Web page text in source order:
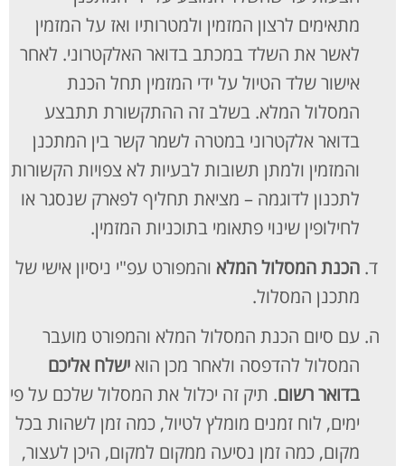
מתאימים לרצון המזמין ולמטרותיו ואז על המזמין
לאשר את השלד במכתב בדואר האלקטרוני. לאחר
אישור שלד הטיול על ידי המזמין תחל הכנת
המסלול המלא. בשלב זה ההתקשורת תתבצע
בדואר אלקטרוני במטרה לשמר קשר בין המתכנן
והמזמין ולמתן תשובות לבעיות לא צפויות הקשורות
לתכנון לדוגמה – מציאת תחליף לפארק שנסגר או
לחילופין שינוי פתאומי בתוכניות המזמין.
הכנת המסלול המלא והמפורט עפ"י ניסיון אישי של
מתכנן המסלול.
עם סיום הכנת המסלול המלא והמפורט מועבר
המסלול להדפסה ולאחר מכן הוא ישלח אליכם
בדואר רשום. תיק זה יכלול את המסלול שלכם על פי
ימים, לוח זמנים מומלץ לטיול, כמה זמן לשהות בכל
מקום, כמה זמן נסיעה ממקום למקום, היכן לעצור,